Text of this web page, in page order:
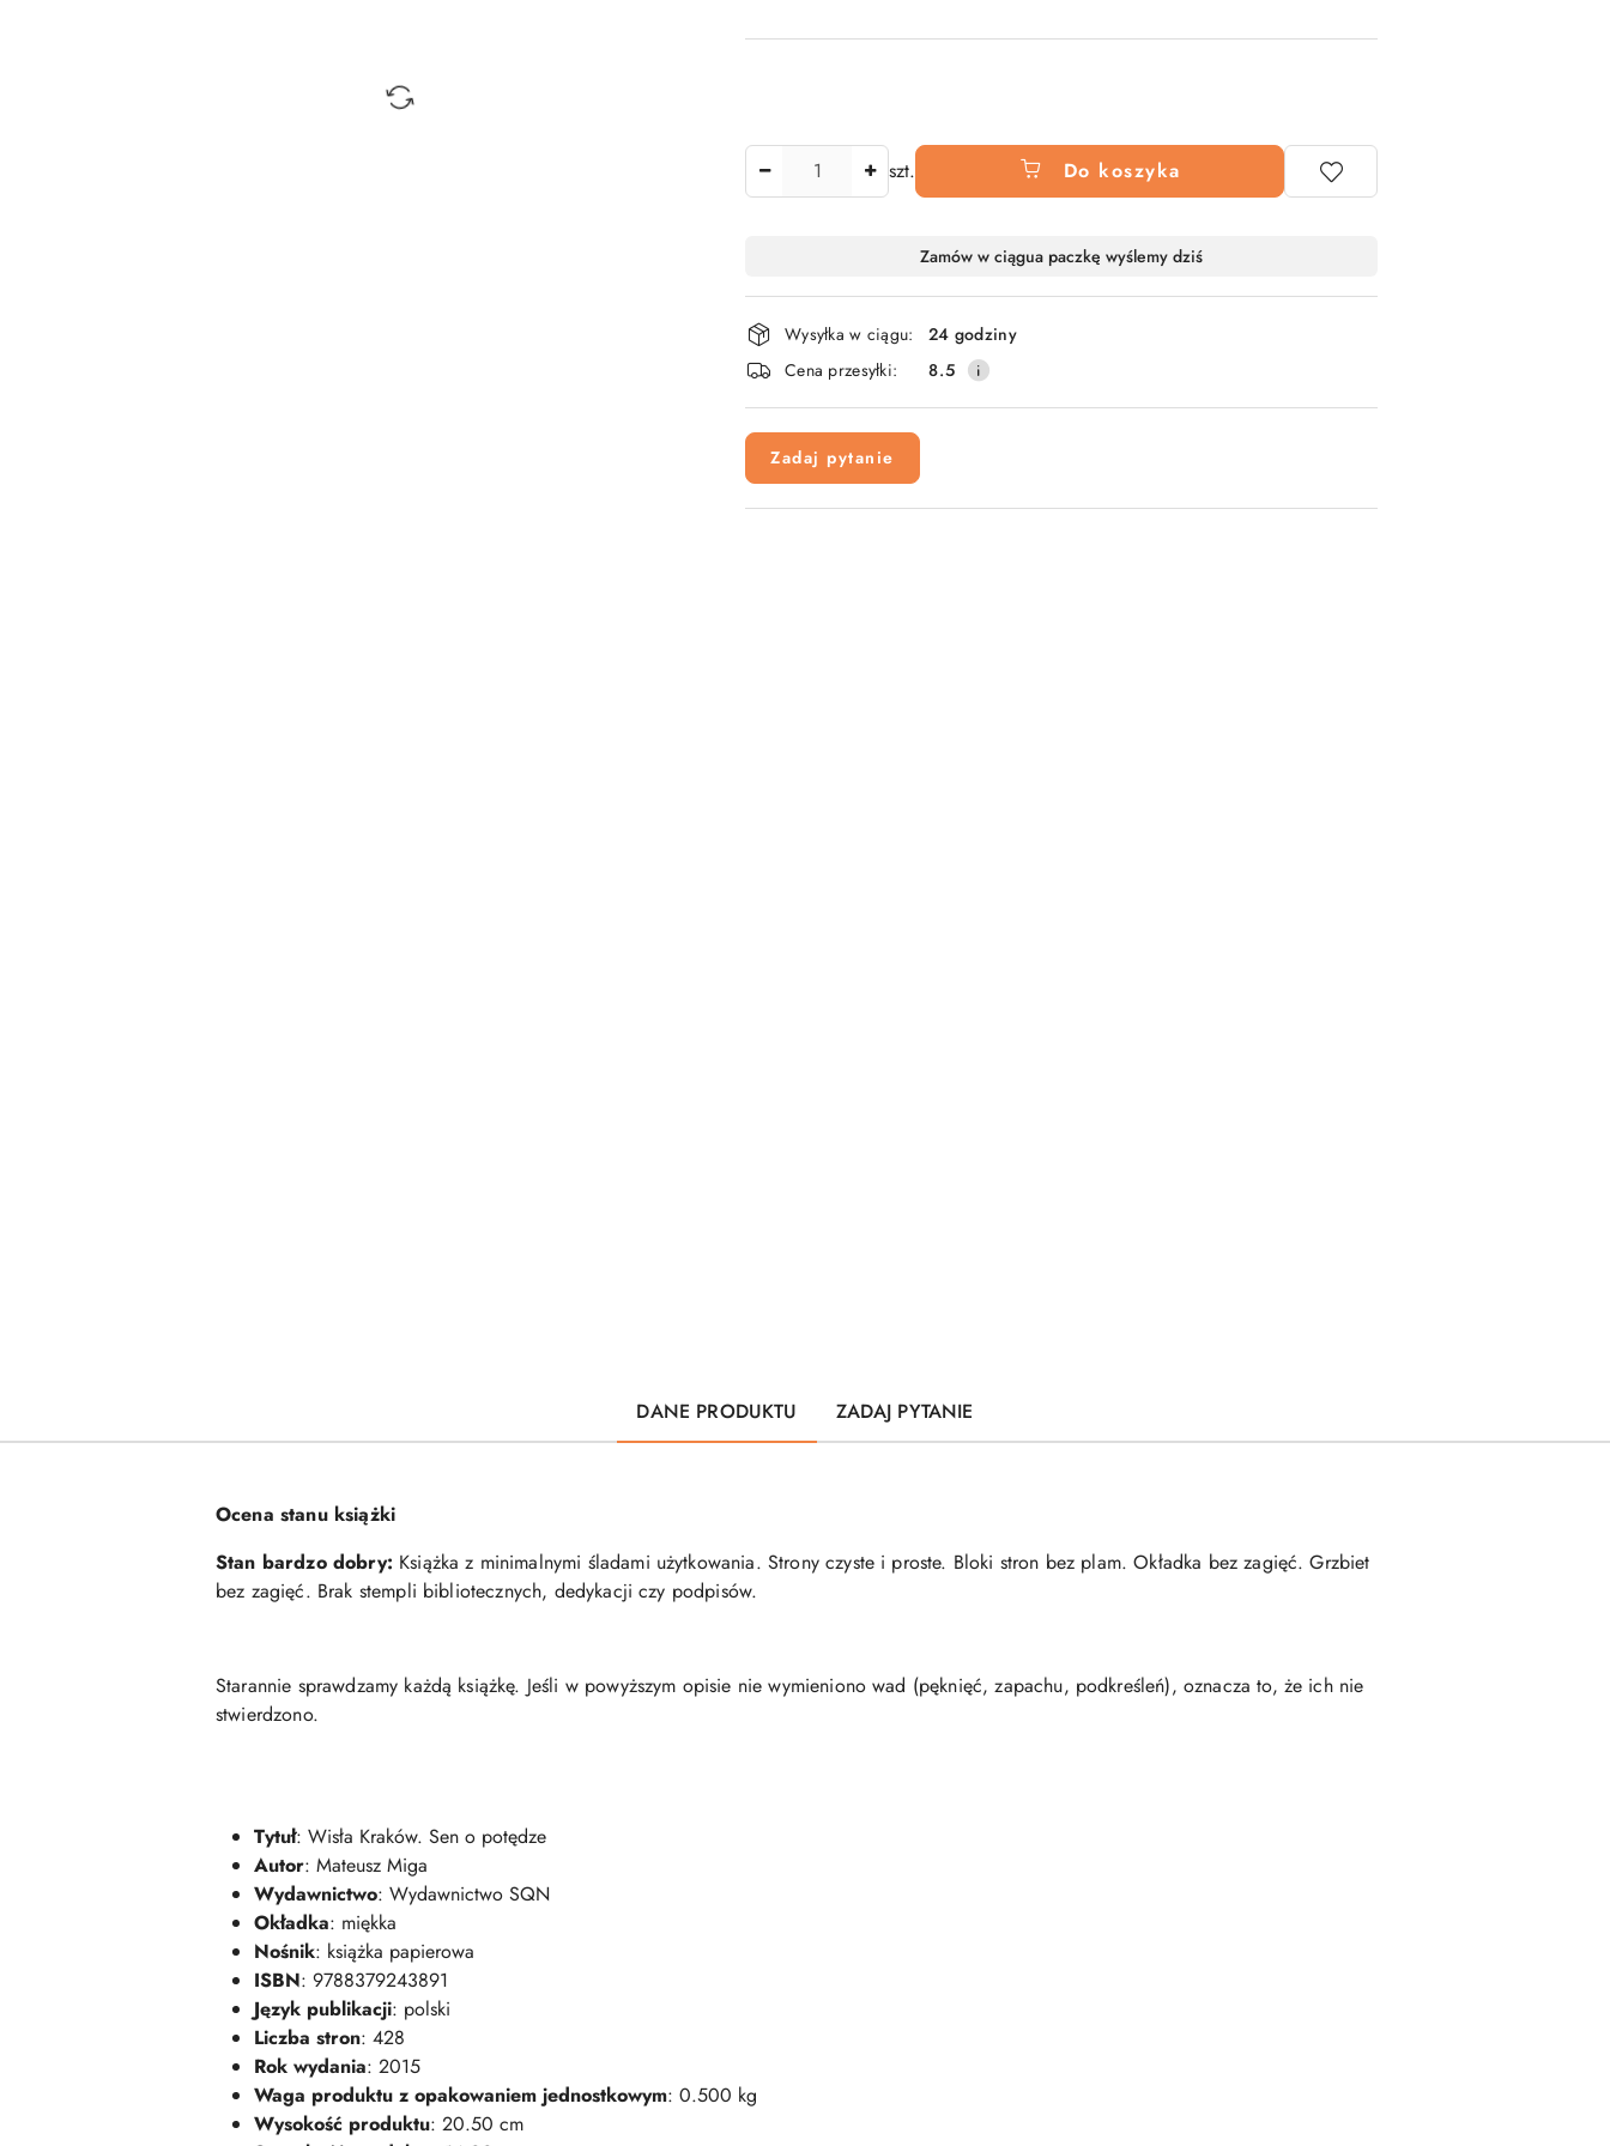
szt. Do koszyka
i
dostawa
Zamów w ciągua paczkę wyślemy dziś
Wysyłka w ciągu:
24 godziny
Cena przesyłki:
8.5
Zadaj pytanie
DANE PRODUKTU ZADAJ PYTANIE
Ocena stanu książki
Stan bardzo dobry: Książka z minimalnymi śladami użytkowania. Strony czyste i proste. Bloki stron bez plam. Okładka bez zagięć. Grzbiet
bez zagięć. Brak stempli bibliotecznych, dedykacji czy podpisów.
Starannie sprawdzamy każdą książkę. Jeśli w powyższym opisie nie wymieniono wad (pęknięć, zapachu, podkreśleń), oznacza to, że ich nie
stwierdzono.
Tytuł: Wisła Kraków. Sen o potędze
Autor: Mateusz Miga
Wydawnictwo: Wydawnictwo SQN
Okładka: miękka
Nośnik: książka papierowa
ISBN: 9788379243891
Język publikacji: polski
Liczba stron: 428
Rok wydania: 2015
Waga produktu z opakowaniem jednostkowym: 0.500 kg
Wysokość produktu: 20.50 cm